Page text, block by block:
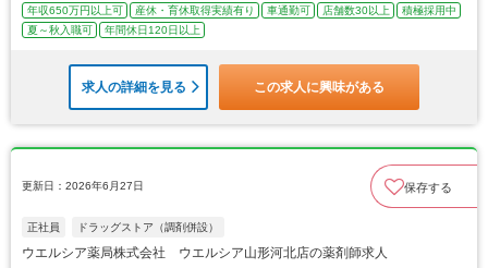
年収650万円以上可 産休・育休取得実績有り 車通勤可 店舗数30以上
積極採用中
夏～秋入職可
年間休日120日以上
求人の詳細を見る この求人に興味がある
更新日：2026年6月27日 保存する
正社員 ドラッグストア（調剤併設）
ウエルシア薬局株式会社 ウエルシア山形河北店の薬剤師求人